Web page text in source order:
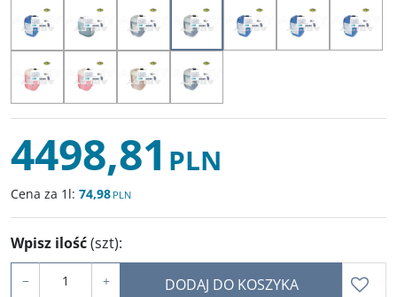
4498,81 PLN
Cena za 1l: 74,98 PLN
Wpisz ilość(szt):
− + DODAJ DO KOSZYKA